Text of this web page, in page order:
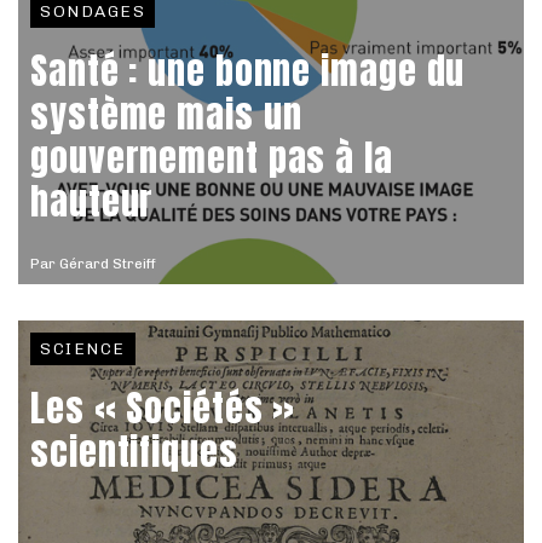
Par Gérard Streiff
SONDAGES
Santé : une bonne image du
système mais un
gouvernement pas à la
hauteur
SCIENCE
Les « Sociétés »
scientifiques